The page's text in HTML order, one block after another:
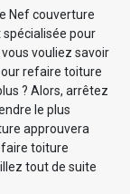
Nef couverture
pour
vouliez savoir
refaire toiture
? Alors, arrêtez
le plus
approuvera
toiture
tout de suite